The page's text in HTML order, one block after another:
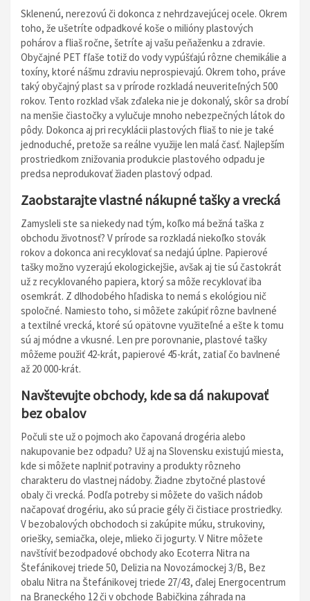
Sklenenú, nerezovú či dokonca z nehrdzavejúcej ocele. Okrem
toho, že ušetríte odpadkové koše o milióny plastových
pohárov a fliaš ročne, šetríte aj vašu peňaženku a zdravie.
Obyčajné PET fľaše totiž do vody vypúšťajú rôzne chemikálie a
toxíny, ktoré nášmu zdraviu neprospievajú. Okrem toho, práve
taký obyčajný plast sa v prírode rozkladá neuveriteľných 500
rokov. Tento rozklad však zďaleka nie je dokonalý, skôr sa drobí
na menšie čiastočky a vylučuje mnoho nebezpečných látok do
pôdy. Dokonca aj pri recyklácii plastových fliaš to nie je také
jednoduché, pretože sa reálne využije len malá časť. Najlepším
prostriedkom znižovania produkcie plastového odpadu je
predsa neprodukovať žiaden plastový odpad.
Zaobstarajte vlastné nákupné tašky a vrecká
Zamysleli ste sa niekedy nad tým, koľko má bežná taška z
obchodu životnosť? V prírode sa rozkladá niekoľko stovák
rokov a dokonca ani recyklovať sa nedajú úplne. Papierové
tašky možno vyzerajú ekologickejšie, avšak aj tie sú častokrát
už z recyklovaného papiera, ktorý sa môže recyklovať iba
osemkrát. Z dlhodobého hľadiska to nemá s ekológiou nič
spoločné. Namiesto toho, si môžete zakúpiť rôzne bavlnené
a textilné vrecká, ktoré sú opätovne využiteľné a ešte k tomu
sú aj módne a vkusné. Len pre porovnanie, plastové tašky
môžeme použiť 42-krát, papierové 45-krát, zatiaľ čo bavlnené
až 20 000-krát.
Navštevujte obchody, kde sa dá nakupovať
bez obalov
Počuli ste už o pojmoch ako čapovaná drogéria alebo
nakupovanie bez odpadu? Už aj na Slovensku existujú miesta,
kde si môžete naplniť potraviny a produkty rôzneho
charakteru do vlastnej nádoby. Žiadne zbytočné plastové
obaly či vrecká. Podľa potreby si môžete do vašich nádob
načapovať drogériu, ako sú pracie gély či čistiace prostriedky.
V bezobalových obchodoch si zakúpite múku, strukoviny,
oriešky, semiačka, oleje, mlieko či jogurty. V Nitre môžete
navštíviť bezodpadové obchody ako Ecoterra Nitra na
Štefánikovej triede 50, Delizia na Novozámockej 3/B, Bez
obalu Nitra na Štefánikovej triede 27/43, ďalej Energocentrum
na Braneckého 12 či v obchode Babičkina záhrada na